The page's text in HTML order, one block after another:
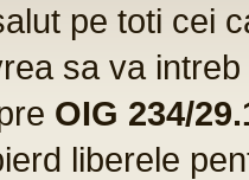
pe toti cei
sa va
OIG 234/
liberele